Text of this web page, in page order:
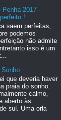
2017 -
!
saem perfeitas,
podemos
não admite
isso é um
que deveria haver
praia do sonho.
calmo,
aberto às
sul. Uma orla